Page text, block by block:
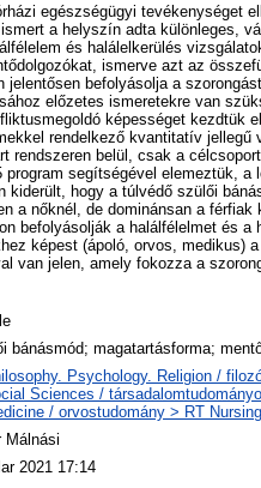
egészségügyi tevékenységet
a helyszín adta különleges,
és halálelkerülés
ismerve azt az
jelentősen befolyásolja a
előzetes ismeretekre van
képességet kezdtük
rendelkező kvantitatív
rendszeren belül, csak a
program segítségével elemeztük,
kiderült, hogy a túlvédő szülői
a nőknél, de dominánsan a
befolyásolják a halálfélelmet és a
képest (ápoló, orvos, medikus)
van jelen, amely fokozza a
bánásmód; magatartásforma;
Psychology. Religion /
Sciences /
/ orvostudomány > RT
Málnási
2021 17:14